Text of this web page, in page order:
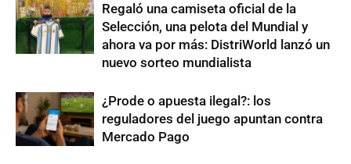
Regaló una camiseta oficial de la
Selección, una pelota del Mundial y
ahora va por más: DistriWorld lanzó un
nuevo sorteo mundialista
¿Prode o apuesta ilegal?: los
reguladores del juego apuntan contra
Mercado Pago